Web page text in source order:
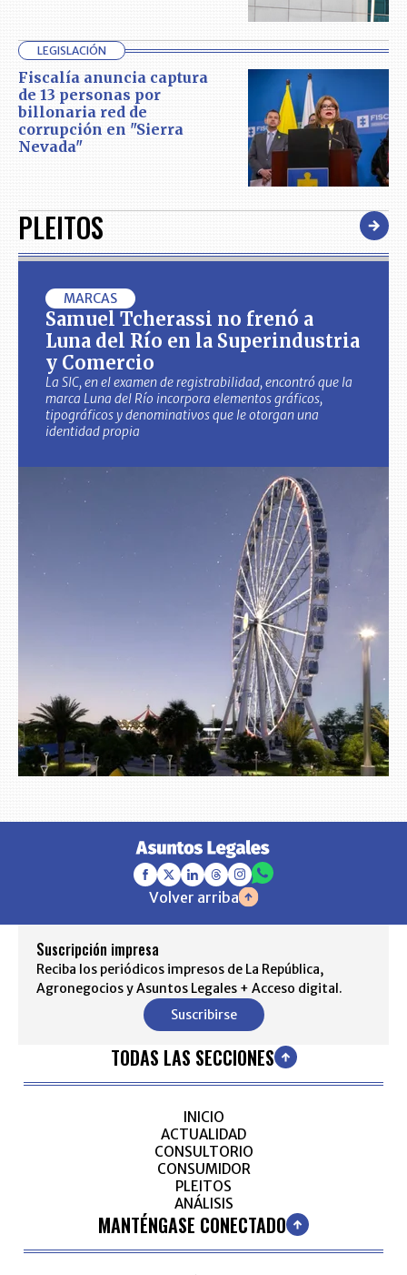
LEGISLACIÓN
Fiscalía anuncia captura
de 13 personas por
billonaria red de
corrupción en "Sierra
Nevada"
PLEITOS
MARCAS
Samuel Tcherassi no frenó a
Luna del Río en la Superindustria
y Comercio
La SIC, en el examen de registrabilidad, encontró que la
marca Luna del Río incorpora elementos gráficos,
tipográficos y denominativos que le otorgan una
identidad propia
Volver arriba
Suscripción impresa
Reciba los periódicos impresos de La República,
Agronegocios y Asuntos Legales + Acceso digital.
Suscribirse
TODAS LAS SECCIONES
INICIO
ACTUALIDAD
CONSULTORIO
CONSUMIDOR
PLEITOS
ANÁLISIS
MANTÉNGASE CONECTADO